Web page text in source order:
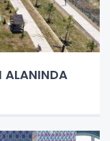
ALANINDA